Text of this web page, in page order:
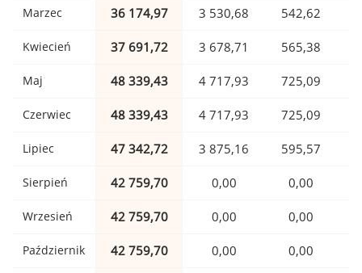
Marzec 36 174,97 3 530,68 542,62
Kwiecień 37 691,72 3 678,71 565,38
Maj 48 339,43 4 717,93 725,09
Czerwiec 48 339,43 4 717,93 725,09
Lipiec 47 342,72 3 875,16 595,57
Sierpień 42 759,70 0,00 0,00
Wrzesień 42 759,70 0,00 0,00
Październik 42 759,70 0,00 0,00